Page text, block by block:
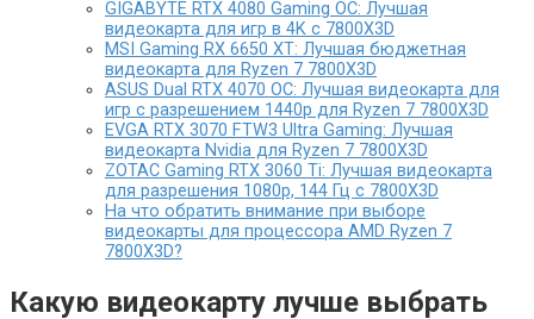
GIGABYTE RTX 4080 Gaming OC: Лучшая
видеокарта для игр в 4K с 7800X3D
MSI Gaming RX 6650 XT: Лучшая бюджетная
видеокарта для Ryzen 7 7800X3D
ASUS Dual RTX 4070 OC: Лучшая видеокарта для
игр с разрешением 1440p для Ryzen 7 7800X3D
EVGA RTX 3070 FTW3 Ultra Gaming: Лучшая
видеокарта Nvidia для Ryzen 7 7800X3D
ZOTAC Gaming RTX 3060 Ti: Лучшая видеокарта
для разрешения 1080p, 144 Гц с 7800X3D
На что обратить внимание при выборе
видеокарты для процессора AMD Ryzen 7
7800X3D?
Какую видеокарту лучше выбрать